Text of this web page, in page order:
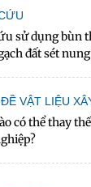
sử dụng bùn
đất sét nung
VẬT LIỆU
có thể thay